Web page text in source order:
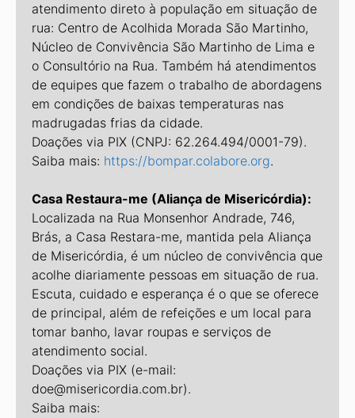
atendimento direto à população em situação de
rua: Centro de Acolhida Morada São Martinho,
Núcleo de Convivência São Martinho de Lima e
o Consultório na Rua. Também há atendimentos
de equipes que fazem o trabalho de abordagens
em condições de baixas temperaturas nas
madrugadas frias da cidade.
Doações via PIX (CNPJ: 62.264.494/0001-79).
Saiba mais: https://bompar.colabore.org.
Casa Restaura-me (Aliança de Misericórdia):
Localizada na Rua Monsenhor Andrade, 746,
Brás, a Casa Restara-me, mantida pela Aliança
de Misericórdia, é um núcleo de convivência que
acolhe diariamente pessoas em situação de rua.
Escuta, cuidado e esperança é o que se oferece
de principal, além de refeições e um local para
tomar banho, lavar roupas e serviços de
atendimento social.
Doações via PIX (e-mail:
doe@misericordia.com.br).
Saiba mais: